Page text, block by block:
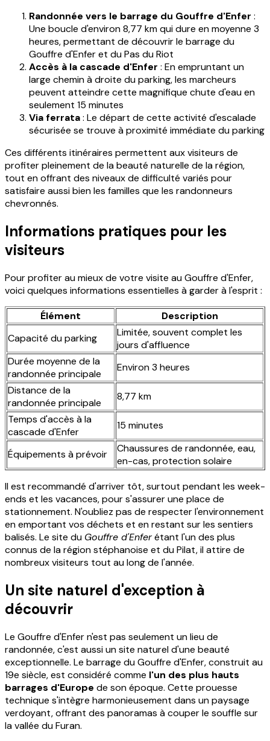
Randonnée vers le barrage du Gouffre d'Enfer :
Une boucle d'environ 8,77 km qui dure en moyenne 3
heures, permettant de découvrir le barrage du
Gouffre d'Enfer et du Pas du Riot
Accès à la cascade d'Enfer : En empruntant un
large chemin à droite du parking, les marcheurs
peuvent atteindre cette magnifique chute d'eau en
seulement 15 minutes
Via ferrata: Le départ de cette activité d'escalade
sécurisée se trouve à proximité immédiate du parking
Ces différents itinéraires permettent aux visiteurs de
profiter pleinement de la beauté naturelle de la région,
tout en offrant des niveaux de difficulté variés pour
satisfaire aussi bien les familles que les randonneurs
chevronnés.
Informations pratiques pour les
visiteurs
Pour profiter au mieux de votre visite au Gouffre d'Enfer,
voici quelques informations essentielles à garder à l'esprit :
Élément
Description
Capacité du parking
Limitée, souvent complet les
jours d'affluence
Durée moyenne de la
randonnée principale
Environ 3 heures
Distance de la
randonnée principale
8,77 km
Temps d'accès à la
cascade d'Enfer
15 minutes
Équipements à prévoir
Chaussures de randonnée, eau,
en-cas, protection solaire
Il est recommandé d'arriver tôt, surtout pendant les week-
ends et les vacances, pour s'assurer une place de
stationnement. N'oubliez pas de respecter l'environnement
en emportant vos déchets et en restant sur les sentiers
balisés. Le site du Gouffre d'Enferétant l'un des plus
connus de la région stéphanoise et du Pilat, il attire de
nombreux visiteurs tout au long de l'année.
Un site naturel d'exception à
découvrir
Le Gouffre d'Enfer n'est pas seulement un lieu de
randonnée, c'est aussi un site naturel d'une beauté
exceptionnelle. Le barrage du Gouffre d'Enfer, construit au
19e siècle, est considéré comme l'un des plus hauts
barrages d'Europe de son époque. Cette prouesse
technique s'intègre harmonieusement dans un paysage
verdoyant, offrant des panoramas à couper le souffle sur
la vallée du Furan.